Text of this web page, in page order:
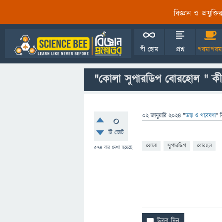
বিজ্ঞান ও
বী হোম প্রশ্ন
"কোলা সুপারডিপ বোরহোল "
0
টি ভোট
574 বার দেখা হয়েছে
02 জানুয়ারি 2024 "তত্ত্ব ও গবেষণা"
কোলা সুপারডিপ বোরহল